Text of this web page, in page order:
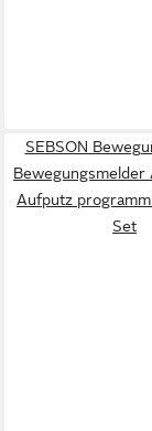
SEBSON
Bewegungsmelder
Aufputz
Set